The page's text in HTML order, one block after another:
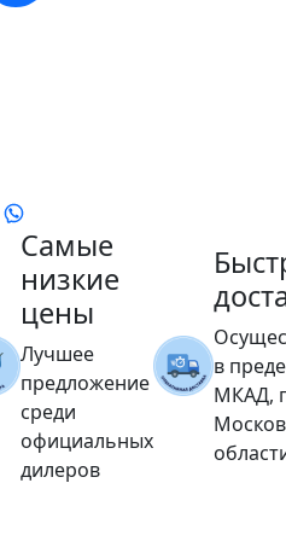
Самые
низкие
цены
Лучшее
предложение
среди
официальных
дилеров
в
МКАД,